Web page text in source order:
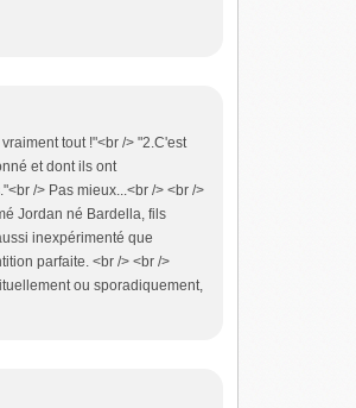
tout !"<br /> "2.C'est
et dont ils ont
/> Pas mieux...<br /> <br />
Jordan né Bardella, fils
inexpérimenté que
parfaite. <br /> <br />
ou sporadiquement,